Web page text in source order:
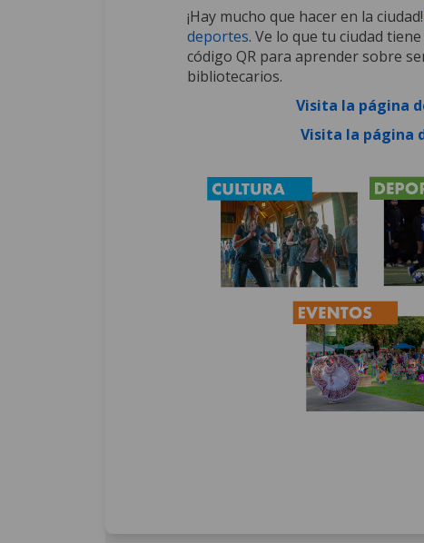
¡Hay mucho que hacer en la ciudad!
deportes(External link)
. Ve lo que tu ciudad
código QR para aprender sobre
bibliotecarios.
Visita la página
Visita la página